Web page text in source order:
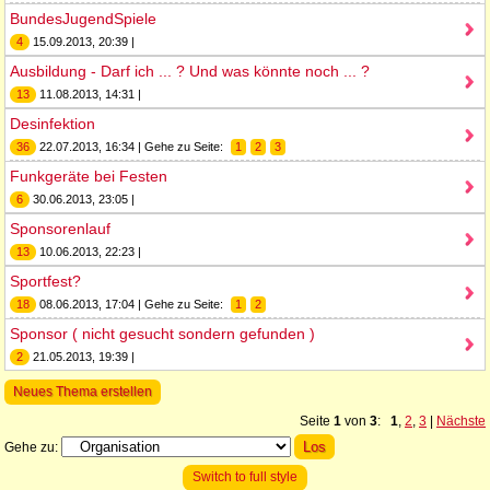
BundesJugendSpiele
4 15.09.2013, 20:39 |
Ausbildung - Darf ich ... ? Und was könnte noch ... ?
13 11.08.2013, 14:31 |
Desinfektion
36 22.07.2013, 16:34 | Gehe zu Seite: 1 2 3
Funkgeräte bei Festen
6 30.06.2013, 23:05 |
Sponsorenlauf
13 10.06.2013, 22:23 |
Sportfest?
18 08.06.2013, 17:04 | Gehe zu Seite: 1 2
Sponsor ( nicht gesucht sondern gefunden )
2 21.05.2013, 19:39 |
Neues Thema erstellen
Seite 1 von 3: 1, 2, 3
Nächste
Gehe zu:
Switch to full style